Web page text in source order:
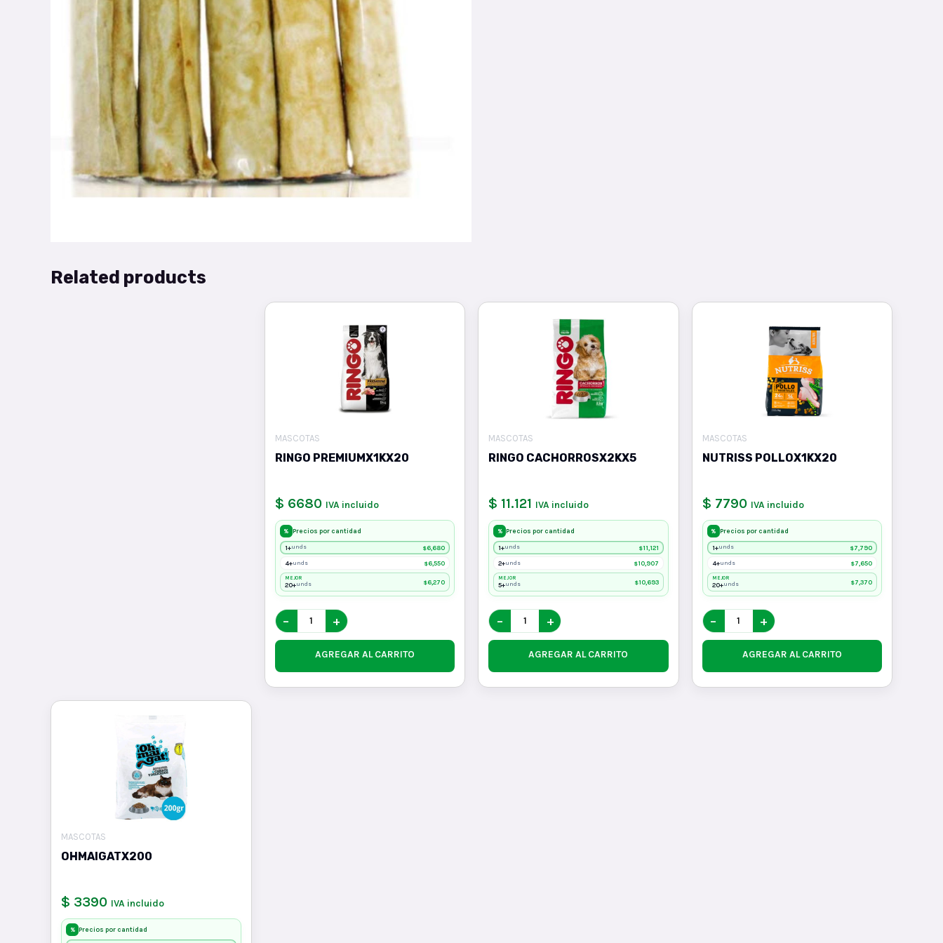
Related products
MASCOTAS
RINGO PREMIUMX1KX20
$ 6680 IVA incluido
% Precios por cantidad
1+unds $6,680
4+unds $6,550
MEJOR
20+unds $6,270
− +
AGREGAR AL CARRITO
MASCOTAS
RINGO CACHORROSX2KX5
$ 11.121 IVA incluido
% Precios por cantidad
1+unds $11,121
2+unds $10,907
MEJOR
5+unds $10,693
− +
AGREGAR AL CARRITO
MASCOTAS
NUTRISS POLLOX1KX20
$ 7790 IVA incluido
% Precios por cantidad
1+unds $7,790
4+unds $7,650
MEJOR
20+unds $7,370
− +
AGREGAR AL CARRITO
MASCOTAS
OHMAIGATX200
$ 3390 IVA incluido
% Precios por cantidad